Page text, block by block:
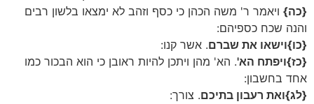
{כה} ויאמר ר' משה הכהן כי כסף וזהב לא ימצאו בלשון רבים
והנה שכח כספיהם:
{כו}וישאו את שברם. אשר קנו:
{כז}ויפתח הא'. הא' מהן ויתכן להיות ראובן כי הוא הבכור כמו
אחד בחשבון:
{לג}ואת רעבון בתיכם. צורך: